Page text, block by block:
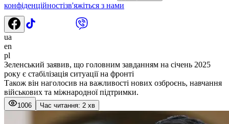
конфіденційностізв'яжіться з нами
ua
en
pl
Зеленський заявив, що головним завданням на січень 2025
року є стабілізація ситуації на фронті
Також він наголосив на важливості нових озброєнь, навчання
військових та міжнародної підтримки.
1006 Час читання: 2 хв